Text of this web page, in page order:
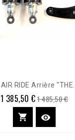
RIDE Arrière "THE...
Prix
1 385,50 € Prix
de
base
1 485,50 €
 